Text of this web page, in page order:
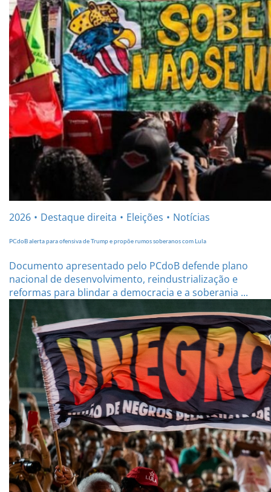
2026 Destaque direita Eleições Notícias
PCdoB alerta para ofensiva de Trump e propõe rumos soberanos com Lula
Documento apresentado pelo PCdoB defende plano
nacional de desenvolvimento, reindustrialização e
reformas para blindar a democracia e a soberania ...